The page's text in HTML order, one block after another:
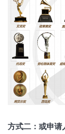
方式二：或申